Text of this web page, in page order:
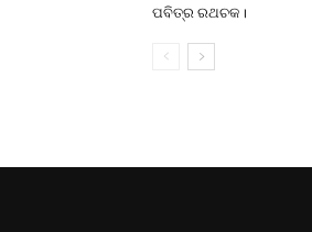
ପବିତ୍ର ରଥଚକ।